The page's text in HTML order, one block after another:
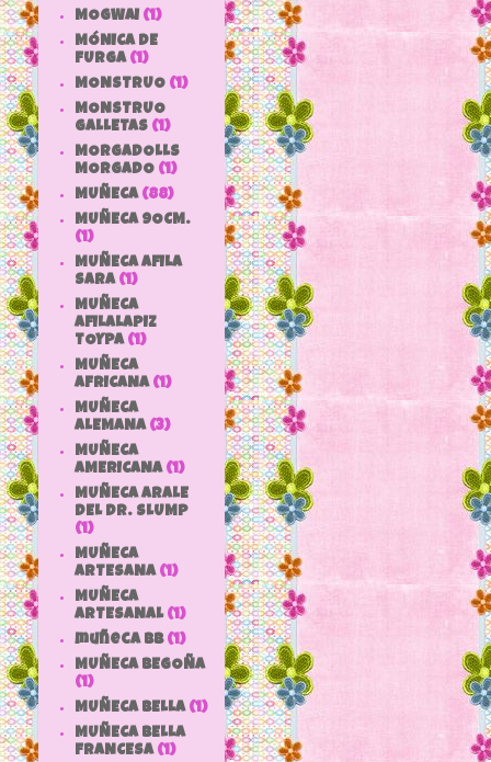
MOGWAI (1)
MÓNICA DE
FURGA (1)
MONSTRUO (1)
MONSTRUO
GALLETAS (1)
MORGADOLLS
MORGADO (1)
MUÑECA (88)
MUÑECA 9OCM.
(1)
MUÑECA AFILA
SARA (1)
MUÑECA
AFILALAPIZ
TOYPA (1)
MUÑECA
AFRICANA (1)
MUÑECA
ALEMANA (3)
MUÑECA
AMERICANA (1)
MUÑECA ARALE
DEL DR. SLUMP
(1)
MUÑECA
ARTESANA (1)
MUÑECA
ARTESANAL (1)
muñeca bb (1)
MUÑECA BEGOÑA
(1)
MUÑECA BELLA (1)
MUÑECA BELLA
FRANCESA (1)